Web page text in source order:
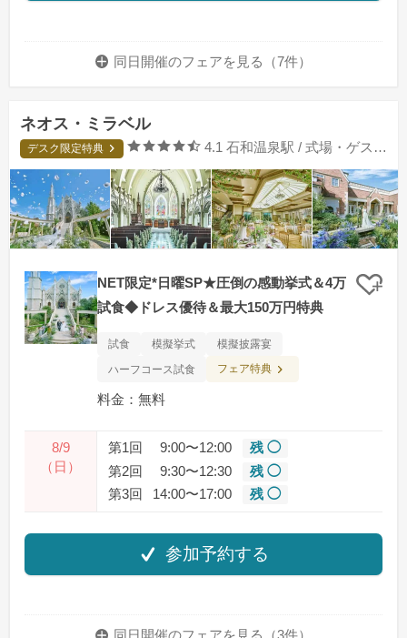
同日開催のフェアを 見る（7件）
ネオス・ミラベル
デスク限定特典 口コミ評価
4.1 石和温泉駅 / 式場・ゲストハウス
NET限定*日曜SP★圧倒の感動挙式＆4万
試食◆ドレス優待＆最大150万円特典
クリ
試食 模擬挙式
模擬披露宴
ハーフコース試食
フェア特典
料金：無料
8/9
（日）
第1回 9:00〜12:00
残 ◯
第2回
9:30〜12:30
残 ◯
第3回
14:00〜17:00 残 ◯
参加予約する